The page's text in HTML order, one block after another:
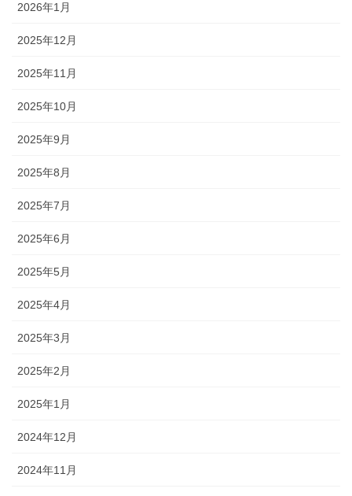
2026年1月
2025年12月
2025年11月
2025年10月
2025年9月
2025年8月
2025年7月
2025年6月
2025年5月
2025年4月
2025年3月
2025年2月
2025年1月
2024年12月
2024年11月